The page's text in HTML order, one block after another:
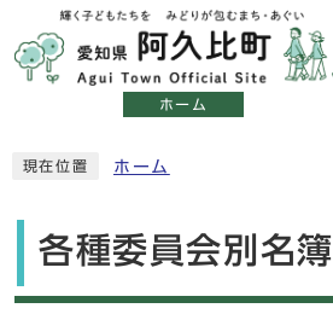
ホーム
現在位置 ホーム
各種委員会別名簿